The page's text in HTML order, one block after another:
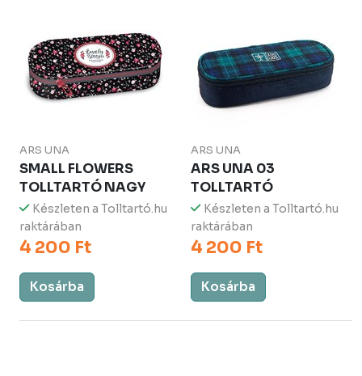
ARS UNA
SMALL FLOWERS
TOLLTARTÓ NAGY
Készleten a Tolltartó.hu
raktárában
4 200 Ft
Kosárba
ARS UNA
ARS UNA 03
TOLLTARTÓ
Készleten a Tolltartó.hu
raktárában
4 200 Ft
Kosárba